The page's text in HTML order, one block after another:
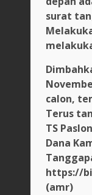
surat
calon,
Terus
TS
Dana
https://
(amr)